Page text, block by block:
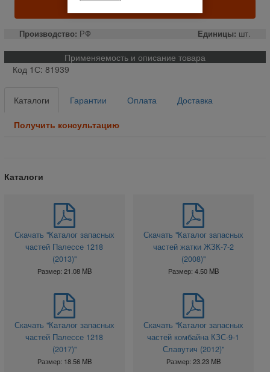
Производство: РФ Единицы: шт.
Применяемость и описание товара
Код 1С: 81939
Каталоги Гарантии Оплата Доставка
Получить консультацию
Каталоги
Скачать "Каталог запасных
частей Палессе 1218
(2013)"
Размер: 21.08 MB
Скачать "Каталог запасных
частей жатки ЖЗК-7-2
(2008)"
Размер: 4.50 MB
Скачать "Каталог запасных
частей Палессе 1218
(2017)"
Размер: 18.56 MB
Скачать "Каталог запасных
частей комбайна КЗС-9-1
Славутич (2012)"
Размер: 23.23 MB